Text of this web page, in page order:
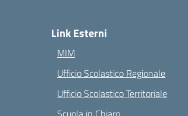
Link Esterni
MIM
Ufficio Scolastico Regionale
Ufficio Scolastico Territoriale